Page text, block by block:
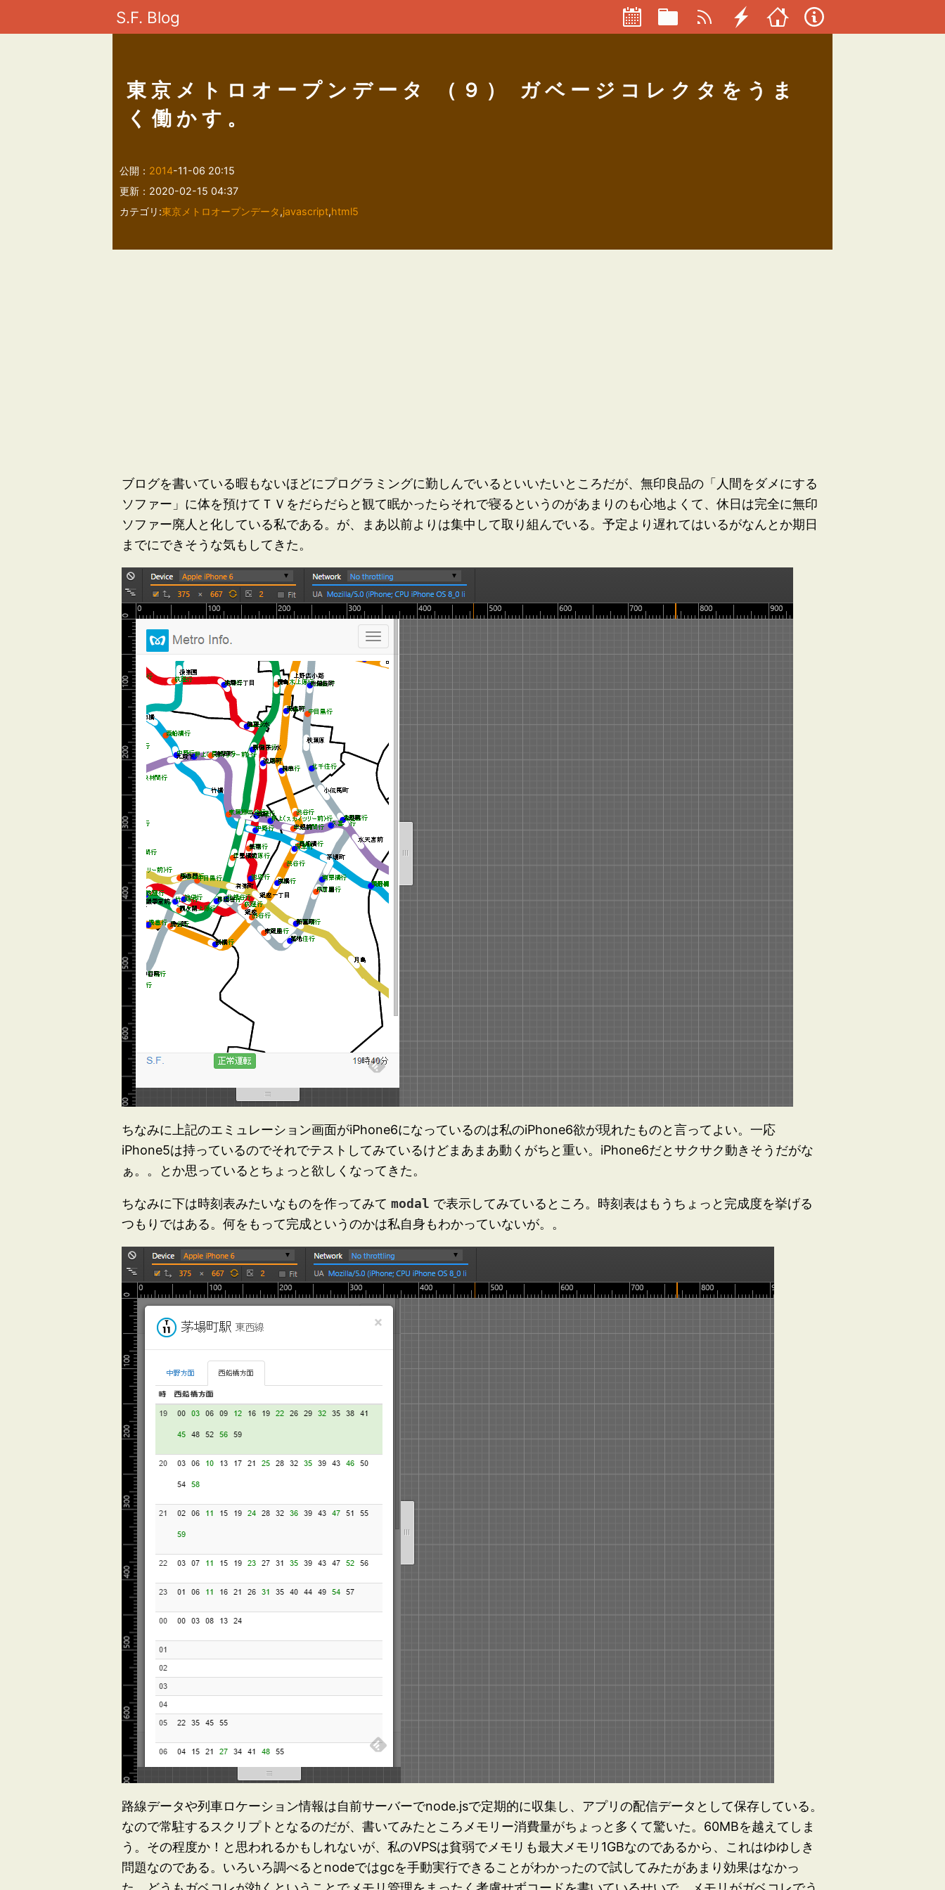
S.F. Blog
東京メトロオープンデータ （９） ガベージコレクタをうま
く働かす。
公開： 2014-11-06 20:15
更新：2020-02-15 04:37
カテゴリ:東京メトロオープンデータ,javascript,html5
ブログを書いている暇もないほどにプログラミングに勤しんでいるといいたいところだが、無印良品の「人間をダメにする
ソファー」に体を預けてＴＶをだらだらと観て眠かったらそれで寝るというのがあまりのも心地よくて、休日は完全に無印
ソファー廃人と化している私である。が、まあ以前よりは集中して取り組んでいる。予定より遅れてはいるがなんとか期日
までにできそうな気もしてきた。
ちなみに上記のエミュレーション画面がiPhone6になっているのは私のiPhone6欲が現れたものと言ってよい。一応
iPhone5は持っているのでそれでテストしてみているけどまあまあ動くがちと重い。iPhone6だとサクサク動きそうだがな
ぁ。。とか思っているとちょっと欲しくなってきた。
ちなみに下は時刻表みたいなものを作ってみて modal で表示してみているところ。時刻表はもうちょっと完成度を挙げる
つもりではある。何をもって完成というのかは私自身もわかっていないが。。
路線データや列車ロケーション情報は自前サーバーでnode.jsで定期的に収集し、アプリの配信データとして保存している。
なので常駐するスクリプトとなるのだが、書いてみたところメモリー消費量がちょっと多くて驚いた。60MBを越えてしま
う。その程度か！と思われるかもしれないが、私のVPSは貧弱でメモリも最大メモリ1GBなのであるから、これはゆゆしき
問題なのである。いろいろ調べるとnodeではgcを手動実行できることがわかったので試してみたがあまり効果はなかっ